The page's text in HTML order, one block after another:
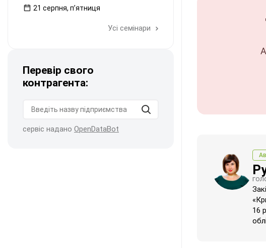
16
21 серпня, пʼятниця
Усі семінари
Перевір свого
контрагента:
сервіс надано OpenDataBot